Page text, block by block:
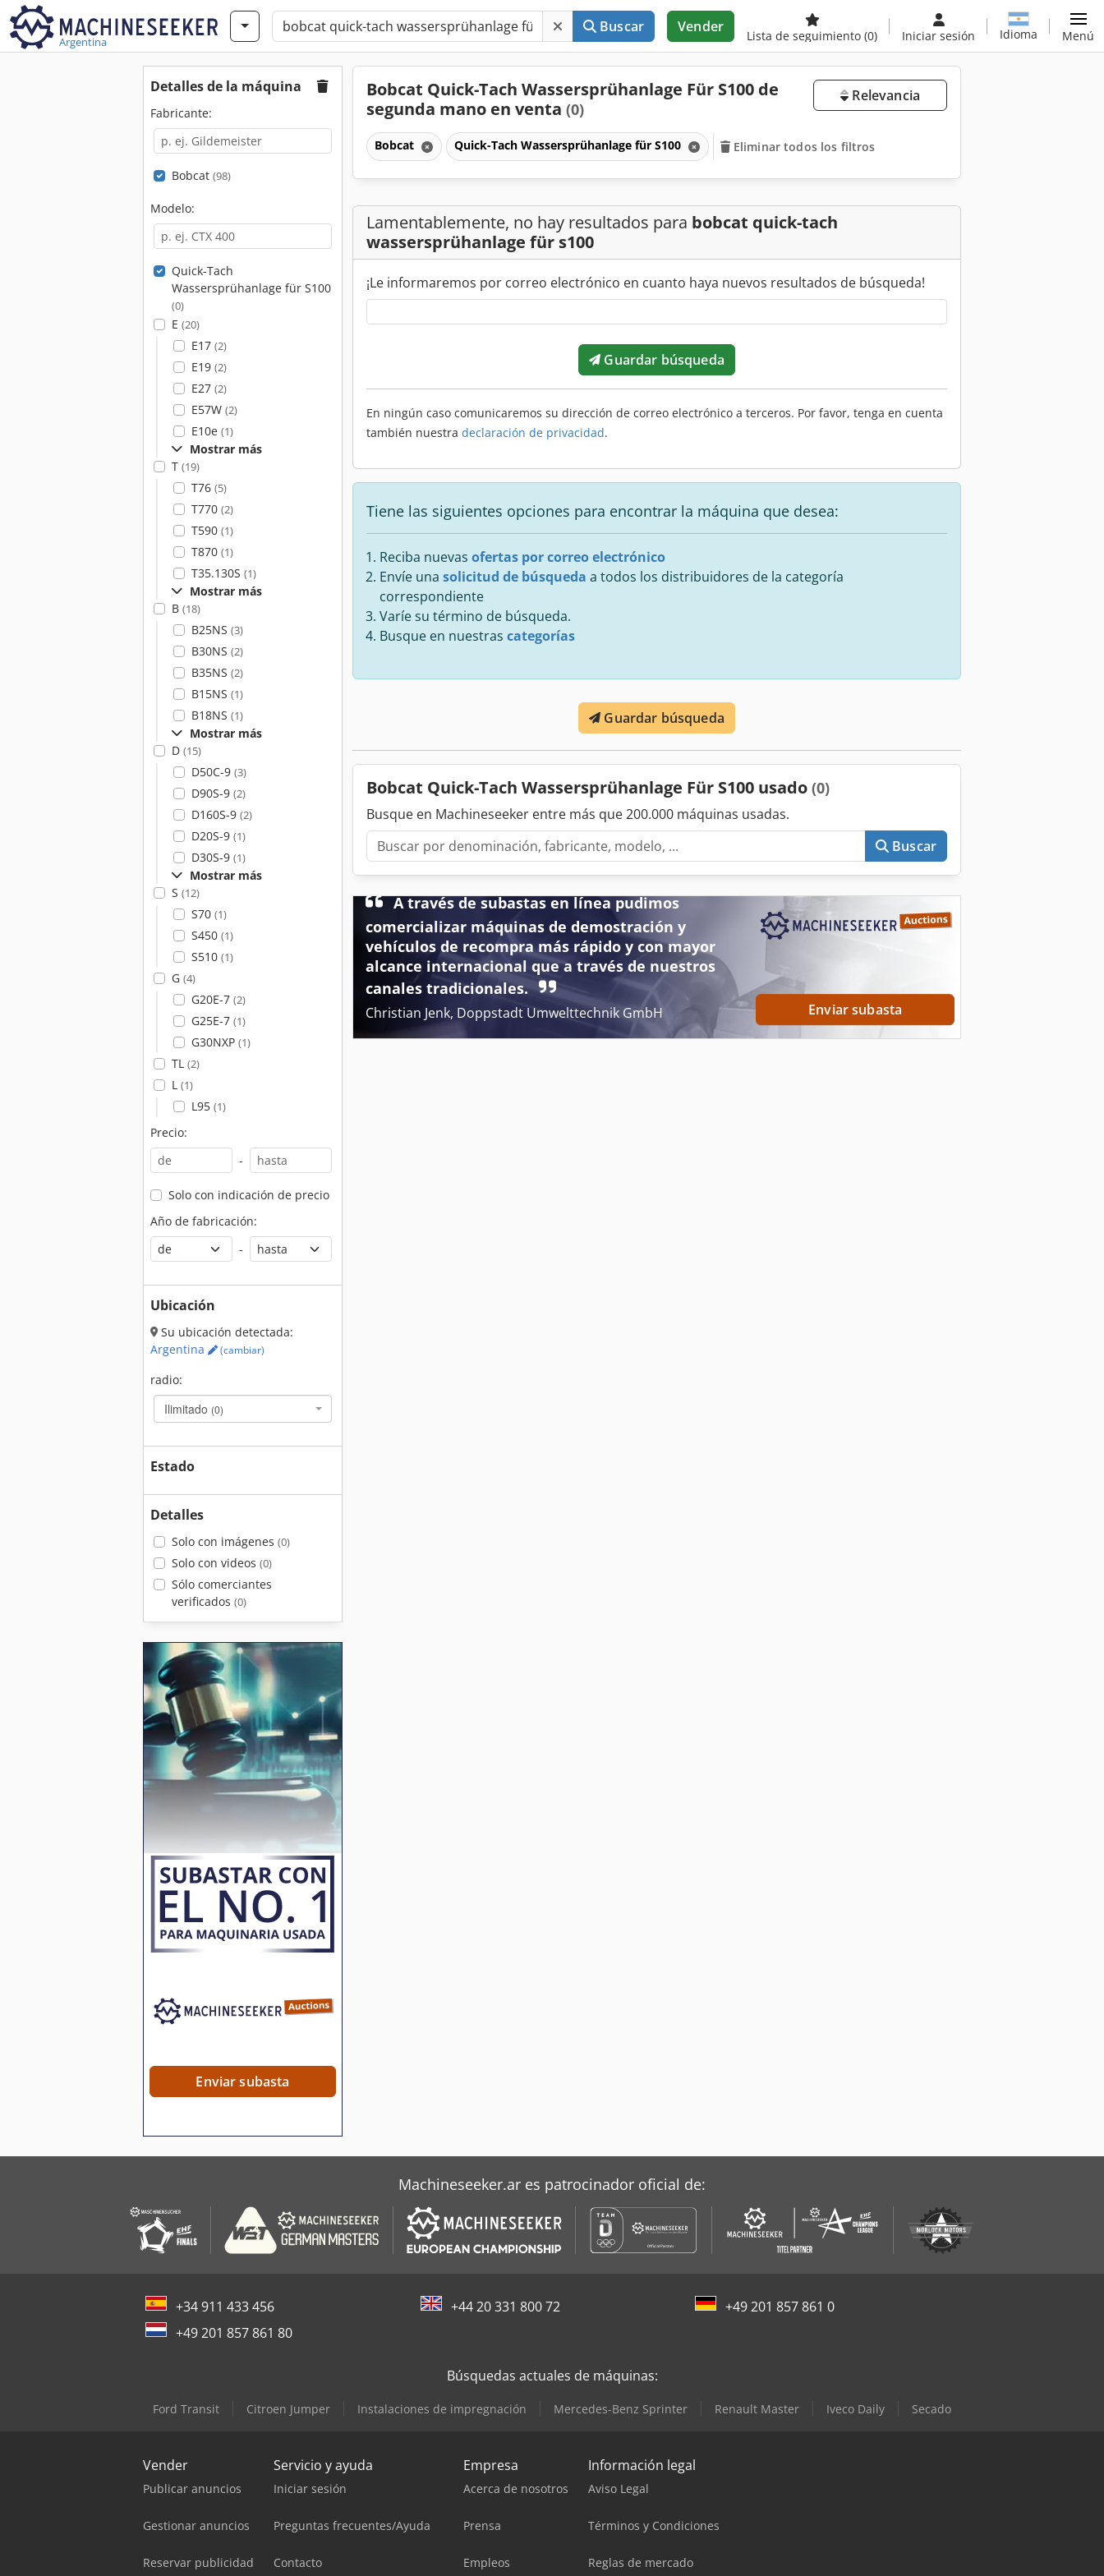
Argentina
Buscar Vender
Lista de seguimiento (0) Iniciar sesión Idioma Menú
Detalles de la máquina
Fabricante:
Bobcat (98)
Modelo:
Quick-Tach
Wassersprühanlage für S100
(0)
E (20)
E17 (2)
E19 (2)
E27 (2)
E57W (2)
E10e (1)
Mostrar más
T (19)
T76 (5)
T770 (2)
T590 (1)
T870 (1)
T35.130S (1)
Mostrar más
B (18)
B25NS (3)
B30NS (2)
B35NS (2)
B15NS (1)
B18NS (1)
Mostrar más
D (15)
D50C-9 (3)
D90S-9 (2)
D160S-9 (2)
D20S-9 (1)
D30S-9 (1)
Mostrar más
S (12)
S70 (1)
S450 (1)
S510 (1)
G (4)
G20E-7 (2)
G25E-7 (1)
G30NXP (1)
TL (2)
L (1)
L95 (1)
Precio:
-
Solo con indicación de precio
Año de fabricación:
-
Ubicación
Su ubicación detectada:
Argentina
(cambiar)
radio:
Ilimitado (0)
Estado
Detalles
Solo con imágenes (0)
Solo con videos (0)
Sólo comerciantes
verificados (0)
Enviar subasta
Bobcat Quick-Tach Wassersprühanlage Für S100 de
segunda mano en venta (0)
Relevancia
Bobcat Quick-Tach Wassersprühanlage für S100 Eliminar todos los filtros
Lamentablemente, no hay resultados para bobcat quick-tach
wassersprühanlage für s100
¡Le informaremos por correo electrónico en cuanto haya nuevos resultados de búsqueda!
Guardar búsqueda
En ningún caso comunicaremos su dirección de correo electrónico a terceros. Por favor, tenga en cuenta
también nuestra declaración de privacidad.
Tiene las siguientes opciones para encontrar la máquina que desea:
Reciba nuevas ofertas por correo electrónico
Envíe una solicitud de búsqueda a todos los distribuidores de la categoría
correspondiente
Varíe su término de búsqueda.
Busque en nuestras categorías
Guardar búsqueda
Bobcat Quick-Tach Wassersprühanlage Für S100 usado (0)
Busque en Machineseeker entre más que 200.000 máquinas usadas.
Buscar
A través de subastas en línea pudimos
comercializar máquinas de demostración y
vehículos de recompra más rápido y con mayor
alcance internacional que a través de nuestros
canales tradicionales.
Christian Jenk, Doppstadt Umwelttechnik GmbH Enviar subasta
Machineseeker.ar es patrocinador oficial de:
+34 911 433 456 +44 20 331 800 72
+49 201 857 861 0
+49 201 857 861 80
Búsquedas actuales de máquinas:
Ford Transit Citroen Jumper Instalaciones de impregnación Mercedes-Benz Sprinter Renault Master Iveco Daily Secado
Vender
Publicar anuncios
Gestionar anuncios
Reservar publicidad
Servicio y ayuda
Iniciar sesión
Preguntas frecuentes/Ayuda
Contacto
Empresa
Acerca de nosotros
Prensa
Empleos
Información legal
Aviso Legal
Términos y Condiciones
Reglas de mercado